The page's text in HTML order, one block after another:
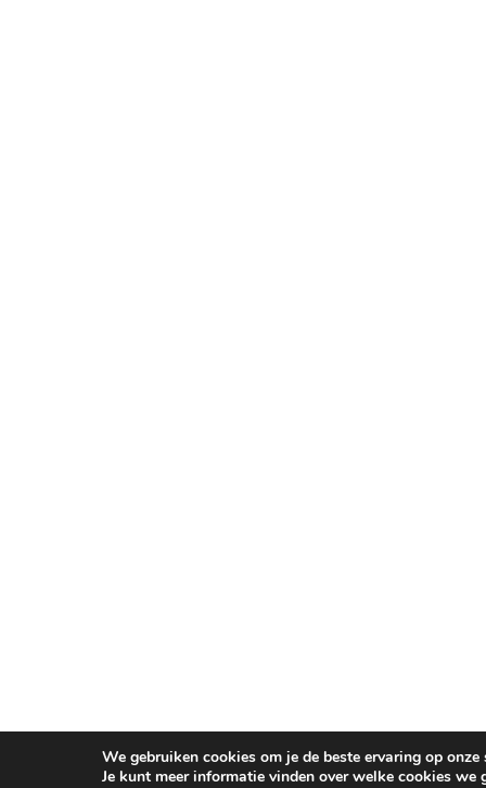
We gebruiken cookies om je de beste ervaring op onze
Je kunt meer informatie vinden over welke cookies